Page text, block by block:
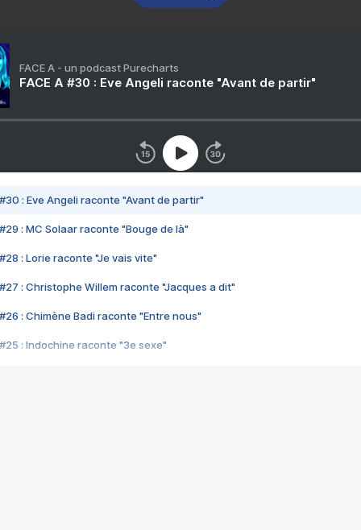
FACE A - un podcast Purecharts
FACE A #30 : Eve Angeli raconte "Avant de partir"
#30 : Eve Angeli raconte "Avant de partir"
#29 : MC Solaar raconte "Bouge de là"
#28 : Lorie raconte "Je vais vite"
#27 : Christophe Willem raconte "Jacques a dit"
#26 : Chimène Badi raconte "Entre nous"
#25 : Indochine raconte "3e sexe"